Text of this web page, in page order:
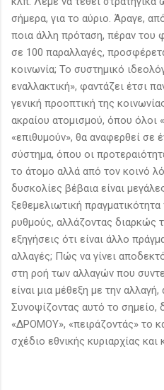
σήμερα, για το αύριο. Άραγε,
ποια άλλη πρόταση, πέραν του
σε 100 παραλλαγές,
κοινωνία; Το συστημικό
εναλλακτική», φαντάζει έτσι
γενική προοπτική της
ακραίου ατομισμού, όπου όλοι
«επιθυμούν», θα αναφερθεί
σύστημα, όπου οι
το άτομο αλλά από τον κοινό
δυσκολίες βέβαια είναι
ξεθεμελιωτική
ρυθμούς, αλλάζοντας διαρκώς
εξηγήσεις ότι είναι άλλο
αλλαγές; Πώς να γίνει
στη ροή των αλλαγών που
είναι μια μέθεξη με την
Συνοψίζοντας αυτό το σημείο,
«ΔΡΟΜΟΥ», «πειράζοντάς» το
σχέδιο εθνικής κυριαρχίας και